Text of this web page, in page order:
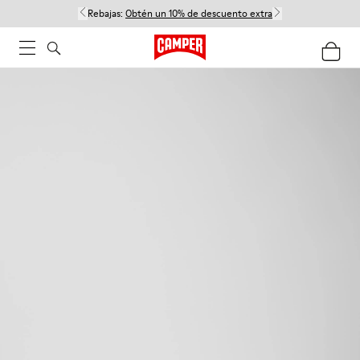
Rebajas: Obtén un 10% de descuento extra